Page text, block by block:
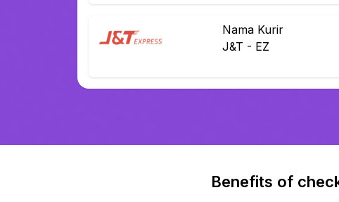
Nama Kurir
J&T - EZ
Benefits of